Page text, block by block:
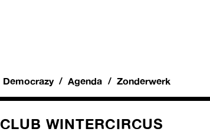
Democrazy Agenda Zonderwerk
CLUB WINTERCIRCUS